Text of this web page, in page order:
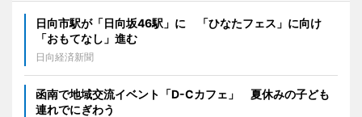
日向市駅が「日向坂46駅」に 「ひなたフェス」に向け
「おもてなし」進む
日向経済新聞
函南で地域交流イベント「D-Cカフェ」 夏休みの子ども
連れでにぎわう